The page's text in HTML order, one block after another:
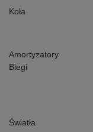
Koła
Amortyzatory
Biegi
Światła